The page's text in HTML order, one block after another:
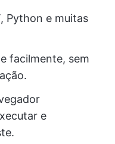
Python e muitas
facilmente, sem
e